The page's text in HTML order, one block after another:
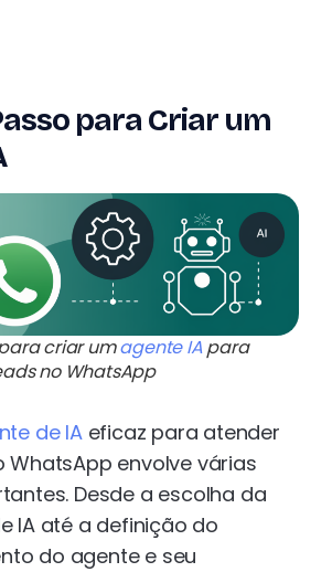
para Criar um
criar umagente IApara
no WhatsApp
de IAeficaz para atender
WhatsApp envolve várias
Desde a escolha da
IA até a definição do
do agente e seu